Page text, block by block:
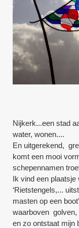
Nijkerk...een stad
water, wonen....
En uitgerekend,
komt een mooi
schepennamen
Ik vind een plaatsje
‘Rietstengels,...
masten op een
waarboven golven,
en zo ontstaat mijn